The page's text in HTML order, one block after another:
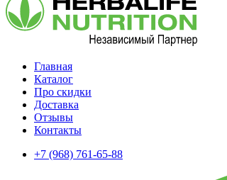
Главная
Каталог
Про скидки
Доставка
Отзывы
Контакты
+7 (968) 761-65-88